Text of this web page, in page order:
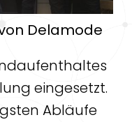
Delamode
eingesetzt.
Abläufe